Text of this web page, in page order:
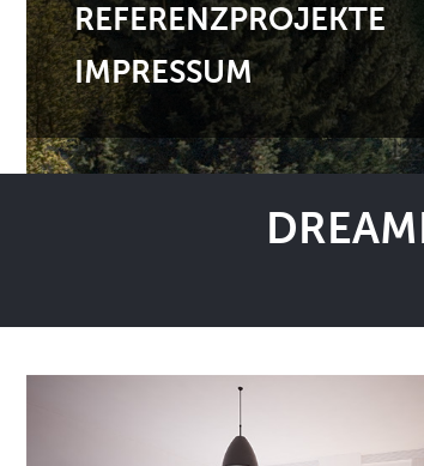
REFERENZPROJEKTE
IMPRESSUM